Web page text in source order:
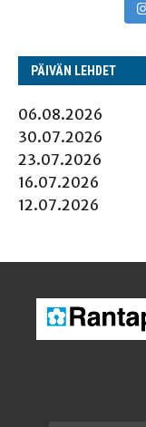
PÄI­VÄN LEHDET
06.08.2026
30.07.2026
23.07.2026
16.07.2026
12.07.2026